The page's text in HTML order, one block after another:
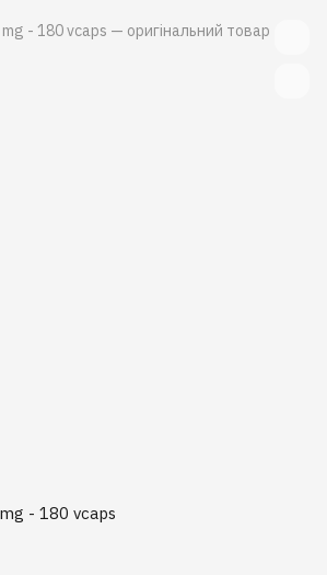
- 180 vcaps